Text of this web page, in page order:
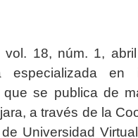
vol. 18, núm. 1,
especializada en
que se publica de
a través de la
Universidad